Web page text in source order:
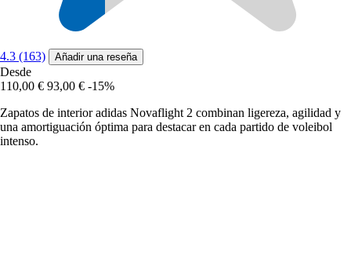
4.3 (163) Añadir una reseña
Desde
110,00 € 93,00 € -15%
Zapatos de interior adidas Novaflight 2 combinan ligereza, agilidad y
una amortiguación óptima para destacar en cada partido de voleibol
intenso.